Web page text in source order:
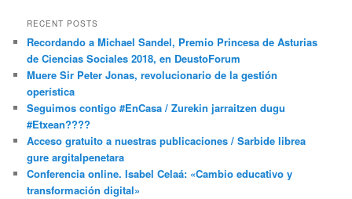
RECENT POSTS
Recordando a Michael Sandel, Premio Princesa de Asturias
de Ciencias Sociales 2018, en DeustoForum
Muere Sir Peter Jonas, revolucionario de la gestión
operística
Seguimos contigo #EnCasa / Zurekin jarraitzen dugu
#Etxean????
Acceso gratuito a nuestras publicaciones / Sarbide librea
gure argitalpenetara
Conferencia online. Isabel Celaá: «Cambio educativo y
transformación digital»